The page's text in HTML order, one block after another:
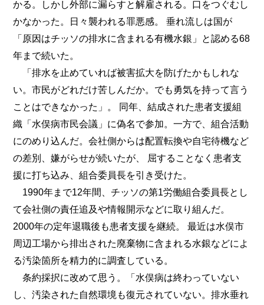
かる。しかし外部に漏らすと解雇される。口をつぐむし
かなかった。日々襲われる罪悪感。 垂れ流しは国が
「原因はチッソの排水に含まれる有機水銀」と認める68
年まで続いた。
「排水を止めていれば被害拡大を防げたかもしれな
い。市民がどれだけ苦しんだか。でも勇気を持って言う
ことはできなかった」。 同年、結成された患者支援組
織「水俣病市民会議」に偽名で参加。一方で、組合活動
にのめり込んだ。会社側からは配置転換や自宅待機など
の差別、嫌がらせが続いたが、 屈することなく患者支
援に打ち込み、組合委員長を引き受けた。
1990年まで12年間、チッソの第1労働組合委員長とし
て会社側の責任追及や情報開示などに取り組んだ。
2000年の定年退職後も患者支援を継続。 最近は水俣市
周辺工場から排出された廃棄物に含まれる水銀などによ
る汚染箇所を精力的に調査している。
条約採択に改めて思う。「水俣病は終わっていない
し、汚染された自然環境も復元されていない。排水垂れ